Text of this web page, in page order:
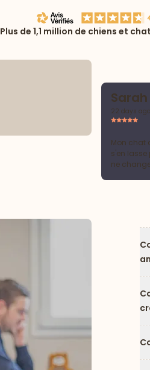
Plus de 1,1 million de chiens et
Sarah
22 days ago
Mon chat
s'en
ne